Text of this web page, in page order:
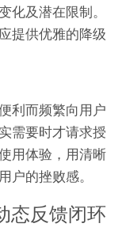
化及潜在限制。
提供优雅的降级
利而频繁向用户
需要时才请求授
用体验，用清晰
户的挫败感。
态反馈闭环